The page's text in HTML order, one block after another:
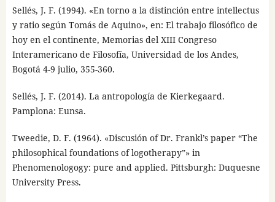
Sellés, J. F. (1994). «En torno a la distinción entre intellectus
y ratio según Tomás de Aquino», en: El trabajo filosófico de
hoy en el continente, Memorias del XIII Congreso
Interamericano de Filosofía, Universidad de los Andes,
Bogotá 4-9 julio, 355-360.
Sellés, J. F. (2014). La antropología de Kierkegaard.
Pamplona: Eunsa.
Tweedie, D. F. (1964). «Discusión of Dr. Frankl’s paper “The
philosophical foundations of logotherapy”» in
Phenomenologogy: pure and applied. Pittsburgh: Duquesne
University Press.